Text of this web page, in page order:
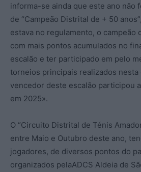
informa-se ainda que este ano não
de “Campeão Distrital de + 50
estava no regulamento, o campeão
com mais pontos acumulados no
escalão e ter participado em pelo
torneios principais realizados nesta
vencedor deste escalão participou
em 2025».
O “Circuito Distrital de Ténis
entre Maio e Outubro deste ano,
jogadores, de diversos pontos do
organizados pelaADCS Aldeia de